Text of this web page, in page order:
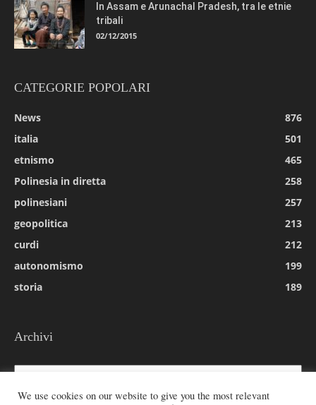
In Assam e Arunachal Pradesh, tra le etnie
tribali
02/12/2015
CATEGORIE POPOLARI
News
876
italia
501
etnismo
465
Polinesia in diretta
258
polinesiani
257
geopolitica
213
curdi
212
autonomismo
199
storia
189
Archivi
Archivi
We use cookies on our website to give you the most relevant